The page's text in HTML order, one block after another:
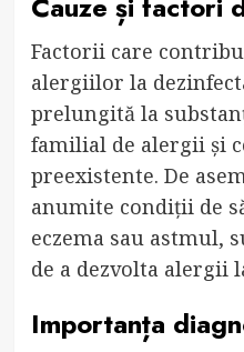
Factorii care
alergiilor la
prelungită la
familial de alergii și
preexistente. De
anumite condiții de
eczema sau astmul,
de a dezvolta alergii
Importanța